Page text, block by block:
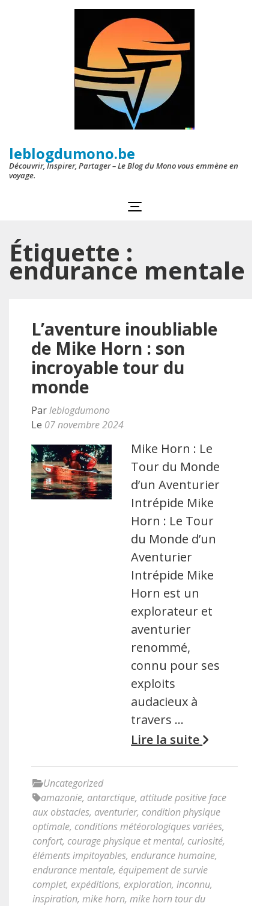
leblogdumono.be
Découvrir, Inspirer, Partager – Le Blog du Mono vous emmène en
voyage.
Étiquette :
endurance mentale
L’aventure inoubliable
de Mike Horn : son
incroyable tour du
monde
Parleblogdumono
Le 07 novembre 2024
Mike Horn : Le
Tour du Monde
d’un Aventurier
Intrépide Mike
Horn : Le Tour
du Monde d’un
Aventurier
Intrépide Mike
Horn est un
explorateur et
aventurier
renommé,
connu pour ses
exploits
audacieux à
travers …
Lire la suite
Uncategorized
amazonie, antarctique, attitude positive face
aux obstacles, aventurier, condition physique
optimale, conditions météorologiques variées,
confort, courage physique et mental, curiosité,
éléments impitoyables, endurance humaine,
endurance mentale, équipement de survie
complet, expéditions, exploration, inconnu,
inspiration, mike horn, mike horn tour du